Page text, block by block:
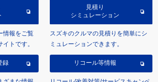
情報をご覧
トです。
見積り
シミュレーション
スズキのクルマの見積りを簡単にシ
ミュレーションできます。
録 リコール等情報